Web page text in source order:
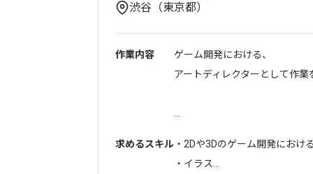
渋谷（東京都）
作業内容
ゲーム開発における、
アートディレクターとして作
求めるスキル ・2Dや3Dのゲーム開発におけ
・イラス...